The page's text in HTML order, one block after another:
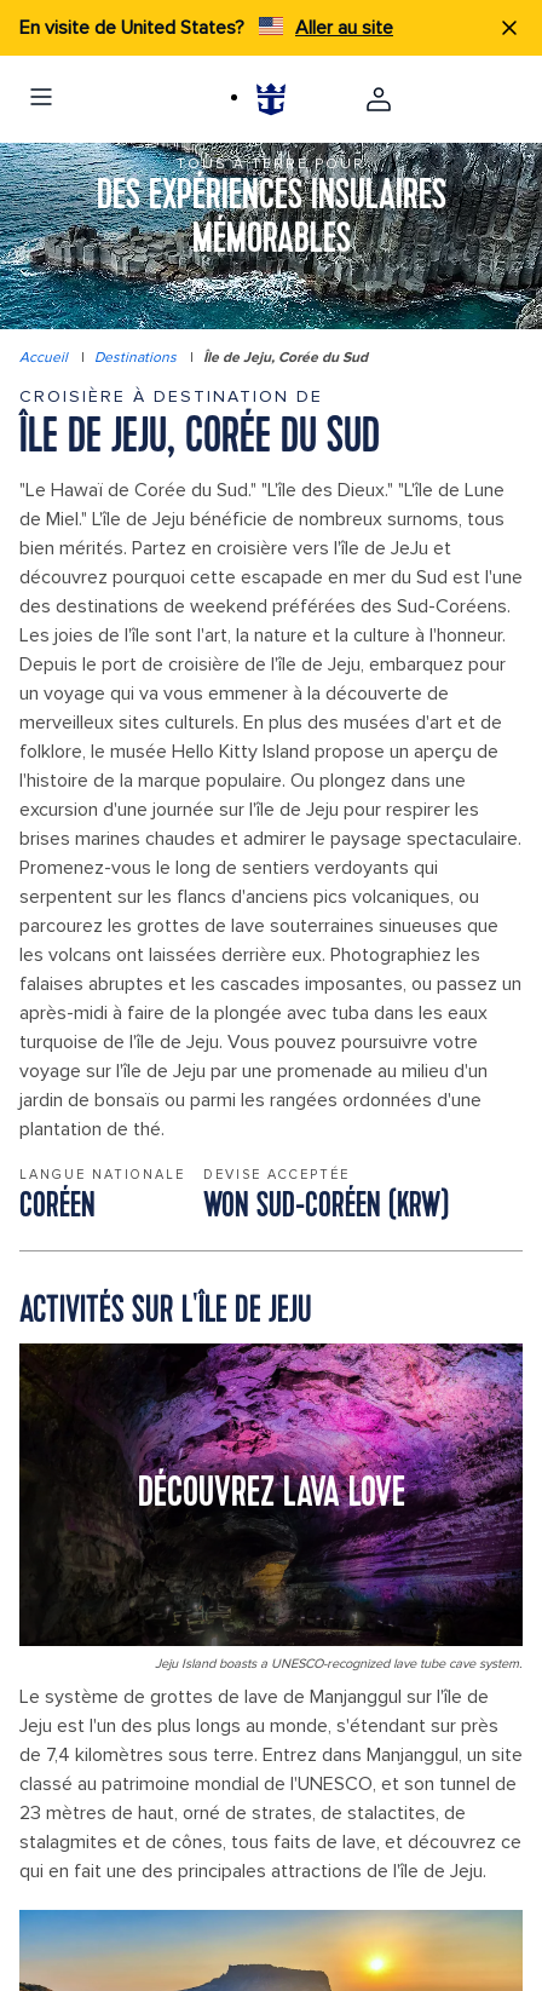
En visite de United States? Aller au site
TOUS À TERRE POUR
DES EXPÉRIENCES INSULAIRES
MÉMORABLES
Accueil | Destinations | Île de Jeju, Corée du Sud
CROISIÈRE À DESTINATION DE
ÎLE DE JEJU, CORÉE DU SUD
"Le Hawaï de Corée du Sud." "L'île des Dieux." "L'île de Lune
de Miel." L'île de Jeju bénéficie de nombreux surnoms, tous
bien mérités. Partez en croisière vers l'île de JeJu et
découvrez pourquoi cette escapade en mer du Sud est l'une
des destinations de weekend préférées des Sud-Coréens.
Les joies de l'île sont l'art, la nature et la culture à l'honneur.
Depuis le port de croisière de l'île de Jeju, embarquez pour
un voyage qui va vous emmener à la découverte de
merveilleux sites culturels. En plus des musées d'art et de
folklore, le musée Hello Kitty Island propose un aperçu de
l'histoire de la marque populaire. Ou plongez dans une
excursion d'une journée sur l'île de Jeju pour respirer les
brises marines chaudes et admirer le paysage spectaculaire.
Promenez-vous le long de sentiers verdoyants qui
serpentent sur les flancs d'anciens pics volcaniques, ou
parcourez les grottes de lave souterraines sinueuses que
les volcans ont laissées derrière eux. Photographiez les
falaises abruptes et les cascades imposantes, ou passez un
après-midi à faire de la plongée avec tuba dans les eaux
turquoise de l'île de Jeju. Vous pouvez poursuivre votre
voyage sur l'île de Jeju par une promenade au milieu d'un
jardin de bonsaïs ou parmi les rangées ordonnées d'une
plantation de thé.
LANGUE NATIONALE
CORÉEN
DEVISE ACCEPTÉE
WON SUD-CORÉEN (KRW)
ACTIVITÉS SUR L'ÎLE DE JEJU
DÉCOUVREZ LAVA LOVE
Jeju Island boasts a UNESCO-recognized lave tube cave system.
Le système de grottes de lave de Manjanggul sur l'île de
Jeju est l'un des plus longs au monde, s'étendant sur près
de 7,4 kilomètres sous terre. Entrez dans Manjanggul, un site
classé au patrimoine mondial de l'UNESCO, et son tunnel de
23 mètres de haut, orné de strates, de stalactites, de
stalagmites et de cônes, tous faits de lave, et découvrez ce
qui en fait une des principales attractions de l'île de Jeju.